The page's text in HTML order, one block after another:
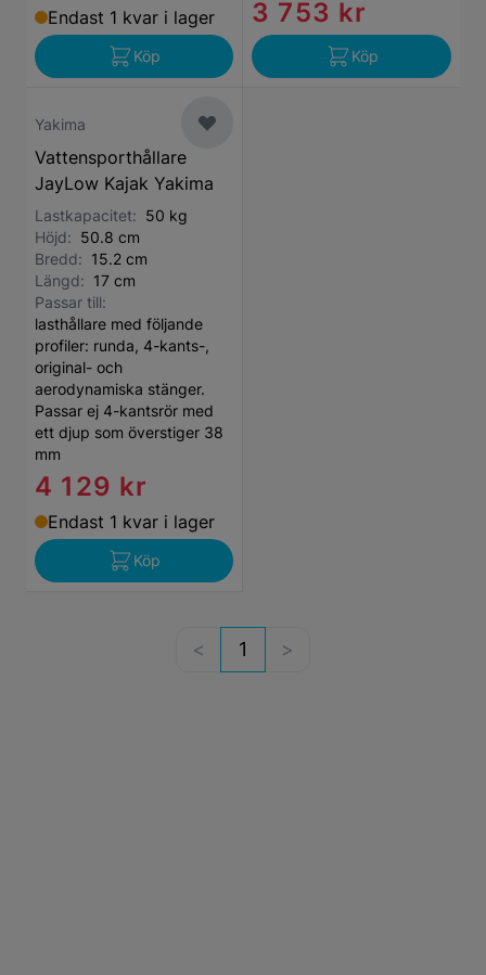
Endast 1 kvar i lager
Köp
3 753 kr
Köp
Yakima
Vattensporthållare
JayLow Kajak Yakima
Lastkapacitet: 50 kg
Höjd: 50.8 cm
Bredd: 15.2 cm
Längd: 17 cm
Passar till:
lasthållare med följande
profiler: runda, 4-kants-,
original- och
aerodynamiska stänger.
Passar ej 4-kantsrör med
ett djup som överstiger 38
mm
4 129 kr
Endast 1 kvar i lager
Köp
1